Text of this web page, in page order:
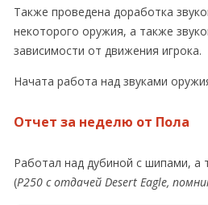
Также проведена доработка
некоторого оружия, а также
зависимости от движения игрока.
Начата работа над звуками
Отчет за неделю от Пола
Работал над дубиной с шипами, а
(P250 с отдачей Desert Eagle,